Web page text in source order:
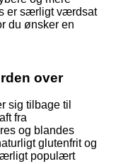
er særligt værdsat
du ønsker en
over
sig tilbage til
fra
og blandes
glutenfrit og
populært